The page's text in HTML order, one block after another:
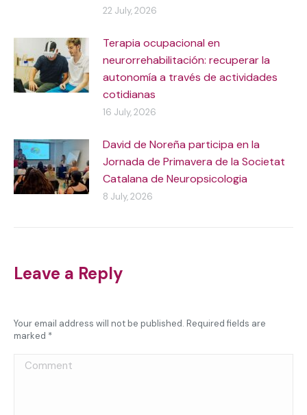
22 July, 2026
Terapia ocupacional en
neurorrehabilitación: recuperar la
autonomía a través de actividades
cotidianas
16 July, 2026
David de Noreña participa en la
Jornada de Primavera de la Societat
Catalana de Neuropsicologia
8 July, 2026
Leave a Reply
Your email address will not be published. Required fields are
marked *
Comment